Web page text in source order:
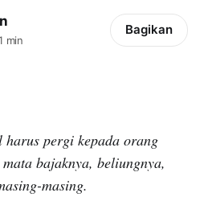
min
Bagikan
pergi kepada orang
bajaknya, beliungnya,
masing.